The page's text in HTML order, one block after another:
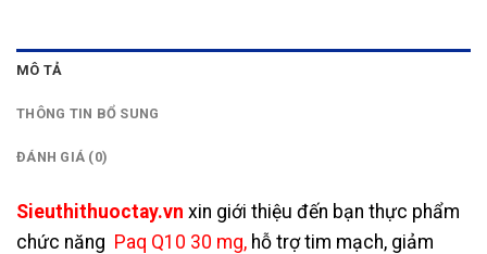
MÔ TẢ
THÔNG TIN BỔ SUNG
ĐÁNH GIÁ (0)
Sieuthithuoctay.vn xin giới thiệu đến bạn thực phẩm
chức năng Paq Q10 30 mg, hỗ trợ tim mạch, giảm